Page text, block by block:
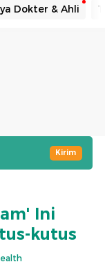
Dokter & Ahli
Kirim
Ini
kutus